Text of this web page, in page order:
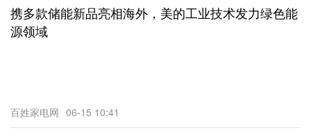
携多款储能新品亮相海外，美的工业技术发力绿色能
源领域
百姓家电网 06-15 10:41